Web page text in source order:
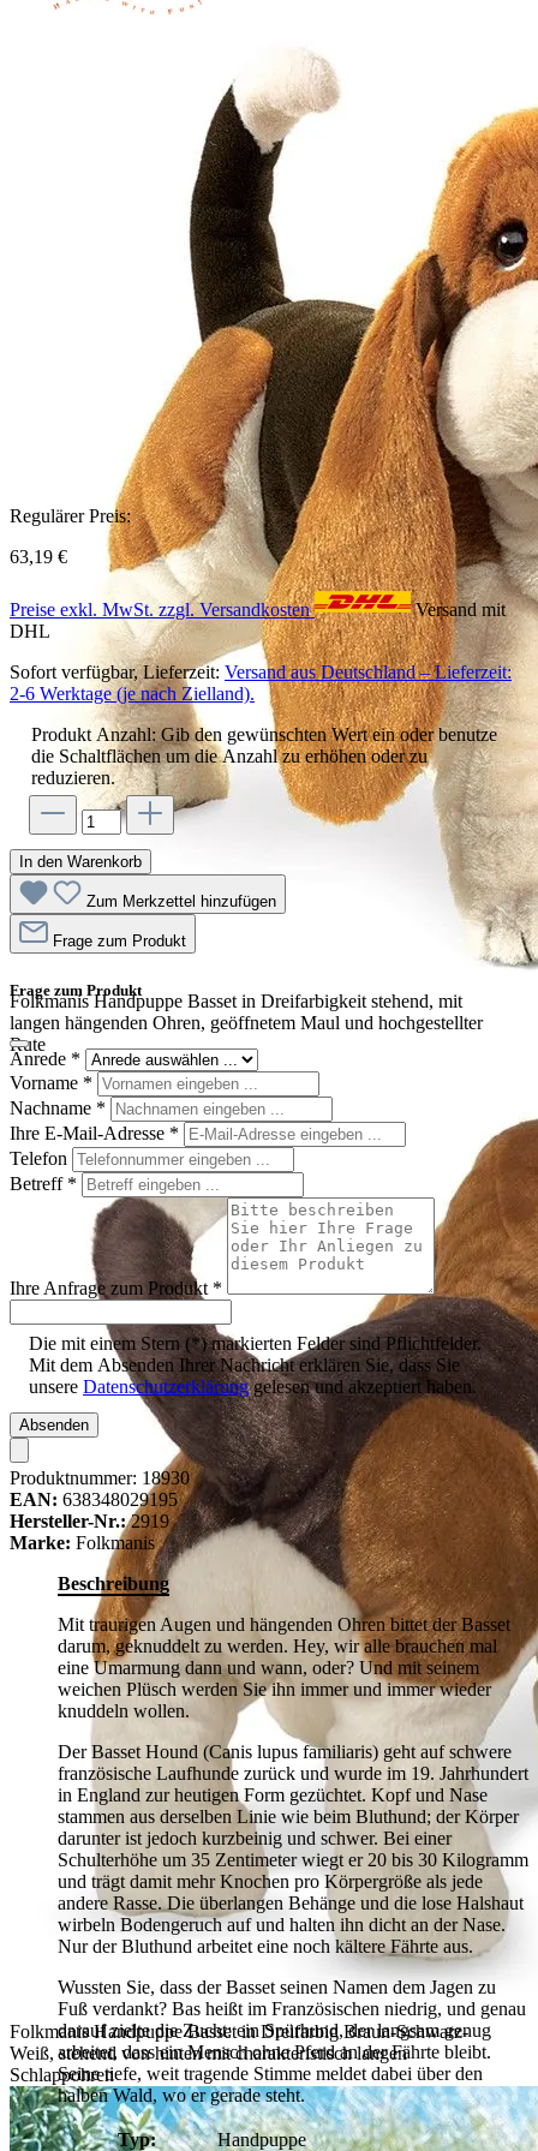
Folkmanis Handpuppe Basset in Dreifarbigkeit stehend, mit
langen hängenden Ohren, geöffnetem Maul und hochgestellter
Rute
Folkmanis Handpuppe Basset in Dreifarbig Braun-Schwarz-
Weiß, stehend von hinten mit charakteristisch langen
Schlappohren
Regulärer Preis:
63,19 €
Preise exkl. MwSt. zzgl. Versandkosten
Versand mit
DHL
Sofort verfügbar, Lieferzeit: Versand aus Deutschland – Lieferzeit:
2-6 Werktage (je nach Zielland).
Produkt Anzahl: Gib den gewünschten Wert ein oder benutze
die Schaltflächen um die Anzahl zu erhöhen oder zu
reduzieren.
In den Warenkorb
Zum Merkzettel hinzufügen
Frage zum Produkt
Frage zum Produkt
Anrede *
Vorname *
Nachname *
Ihre E-Mail-Adresse *
Telefon
Betreff *
Ihre Anfrage zum Produkt *
Die mit einem Stern (*) markierten Felder sind Pflichtfelder.
Mit dem Absenden Ihrer Nachricht erklären Sie, dass Sie
unsere Datenschutzerklärunggelesen und akzeptiert haben.
Absenden
Produktnummer: 18930
EAN: 638348029195
Hersteller-Nr.: 2919
Marke: Folkmanis
Beschreibung
Mit traurigen Augen und hängenden Ohren bittet der Basset
darum, geknuddelt zu werden. Hey, wir alle brauchen mal
eine Umarmung dann und wann, oder? Und mit seinem
weichen Plüsch werden Sie ihn immer und immer wieder
knuddeln wollen.
Der Basset Hound (Canis lupus familiaris) geht auf schwere
französische Laufhunde zurück und wurde im 19. Jahrhundert
in England zur heutigen Form gezüchtet. Kopf und Nase
stammen aus derselben Linie wie beim Bluthund; der Körper
darunter ist jedoch kurzbeinig und schwer. Bei einer
Schulterhöhe um 35 Zentimeter wiegt er 20 bis 30 Kilogramm
und trägt damit mehr Knochen pro Körpergröße als jede
andere Rasse. Die überlangen Behänge und die lose Halshaut
wirbeln Bodengeruch auf und halten ihn dicht an der Nase.
Nur der Bluthund arbeitet eine noch kältere Fährte aus.
Wussten Sie, dass der Basset seinen Namen dem Jagen zu
Fuß verdankt? Bas heißt im Französischen niedrig, und genau
darauf zielte die Zucht: ein Spürhund, der langsam genug
arbeitet, dass ein Mensch ohne Pferd an der Fährte bleibt.
Seine tiefe, weit tragende Stimme meldet dabei über den
halben Wald, wo er gerade steht.
Typ: Handpuppe